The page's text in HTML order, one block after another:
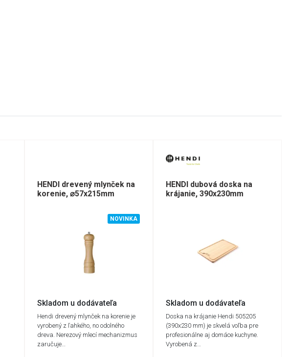
HENDI drevený mlynček na
korenie, ⌀57x215mm
NOVINKA
Skladom u dodávateľa
Hendi drevený mlynček na korenie je
vyrobený z ľahkého, no odolného
dreva. Nerezový mlecí mechanizmus
zaručuje…
HENDI dubová doska na
krájanie, 390x230mm
Skladom u dodávateľa
Doska na krájanie Hendi 505205
(390x230 mm) je skvelá voľba pre
profesionálne aj domáce kuchyne.
Vyrobená z…